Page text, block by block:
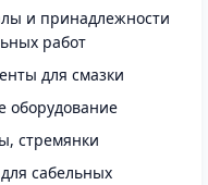
и принадлежности
работ
для смазки
оборудование
стремянки
сабельных